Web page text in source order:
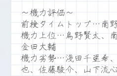
～機力評価～
前検タイムトップ…南
機力上位…烏野賢太、
金田大輔
機力劣勢…淺田千亜希
也、佐藤駿介、山下流